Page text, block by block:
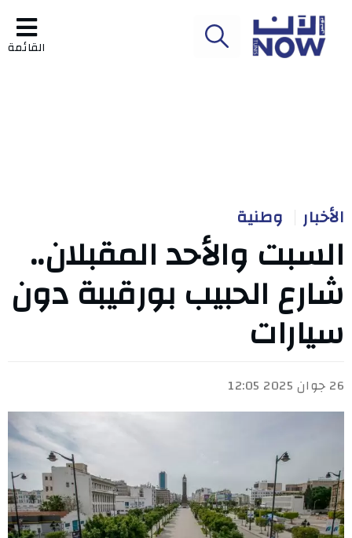
القائمة
الأخبار وطنية
السبت والأحد المقبلان..
شارع الحبيب بورقيبة دون
سيارات
26 جوان 2025 12:05